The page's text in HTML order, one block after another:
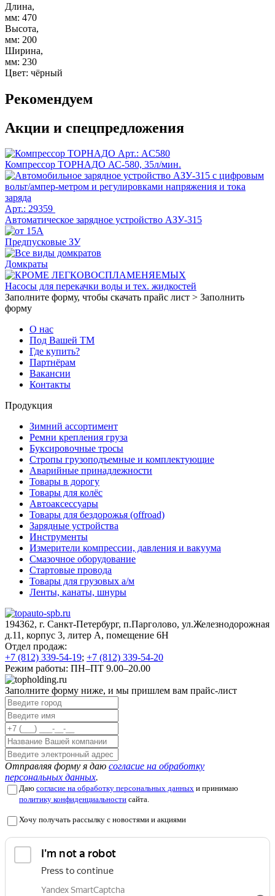
Длина,
мм: 470
Высота,
мм: 200
Ширина,
мм: 230
Цвет: чёрный
Рекомендуем
Акции и спецпредложения
Арт.: AC580
Компрессор ТОРНАДО АС-580, 35л/мин.
Арт.: 29359
Автоматическое зарядное устройство АЗУ-315
Предпусковые ЗУ
Домкраты
Насосы для перекачки воды и тех. жидкостей
Заполните форму, чтобы скачать прайс лист > Заполнить
форму
О нас
Под Вашей ТМ
Где купить?
Партнёрам
Вакансии
Контакты
Продукция
Зимний ассортимент
Ремни крепления груза
Буксировочные тросы
Стропы грузоподъемные и комплектующие
Аварийные принадлежности
Товары в дорогу
Товары для колёс
Автоаксессуары
Товары для бездорожья (offroad)
Зарядные устройства
Инструменты
Измерители компрессии, давления и вакуума
Смазочное оборудование
Стартовые провода
Товары для грузовых а/м
Ленты, канаты, шнуры
194362, г. Санкт-Петербург, п.Парголово, ул.Железнодорожная
д.11, корпус 3, литер А, помещение 6Н
Отдел продаж:
+7 (812) 339-54-19; +7 (812) 339-54-20
Режим работы: ПН–ПТ 9.00–20.00
Заполните форму ниже, и мы пришлем вам прайс-лист
Отправляя форму я даю согласие на обработку
персональных данных.
Даю согласие на обработку персональных данных и принимаю
политику конфиденциальности сайта.
Хочу получать рассылку с новостями и акциями